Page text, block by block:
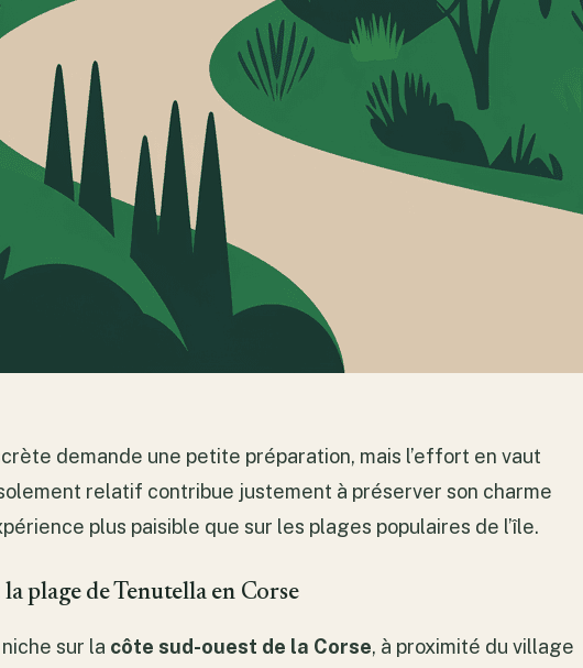
demande une petite préparation, mais l’effort en vaut
relatif contribue justement à préserver son charme
plus paisible que sur les plages populaires de l’île.
plage de Tenutella en Corse
sur la côte sud-ouest de la Corse, à proximité du village